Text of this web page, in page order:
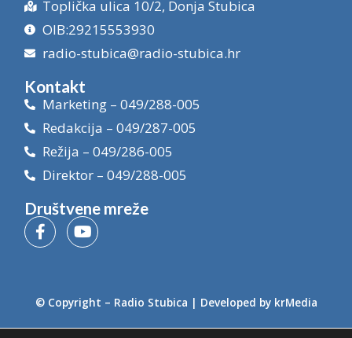
Toplička ulica 10/2, Donja Stubica
OIB:29215553930
radio-stubica@radio-stubica.hr
Kontakt
Marketing – 049/288-005
Redakcija – 049/287-005
Režija – 049/286-005
Direktor – 049/288-005
Društvene mreže
© Copyright – Radio Stubica | Developed by krMedia